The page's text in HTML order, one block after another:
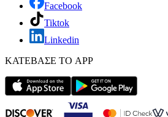
Facebook
Tiktok
Linkedin
ΚΑΤΕΒΑΣΕ ΤΟ APP